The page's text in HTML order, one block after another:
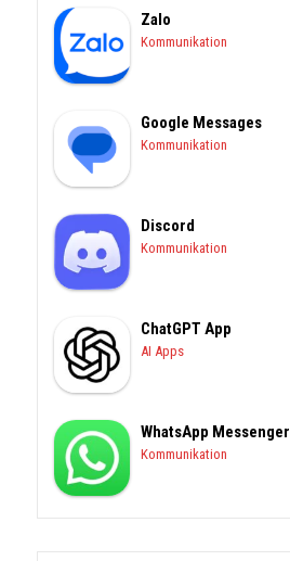
Zalo
Kommunikation
Google Messages
Kommunikation
Discord
Kommunikation
ChatGPT App
AI Apps
WhatsApp Messenger
Kommunikation